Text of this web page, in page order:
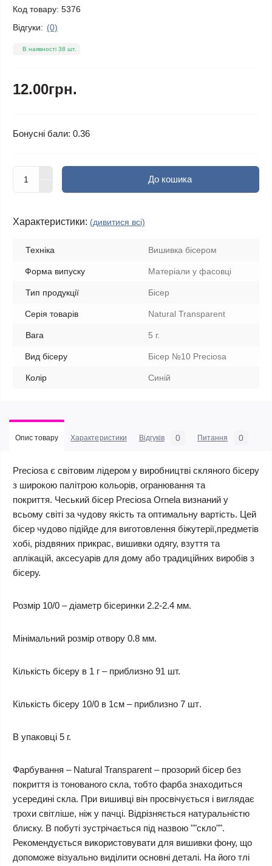
Код товару: 5376
Відгуки: (0)
В наявності 38 шт.
12.00грн.
Бонусні бали: 0.36
До кошика
Характеристики: (дивитися всі)
Техніка Вишивка бісером
Форма випуску Матеріали у фасовці
Тип продукції Бісер
Серія товарів Natural Transparent
Вага 5 г.
Вид бісеру Бісер №10 Preciosa
Колір Синій
Опис товару Характеристики Відгуків 0 Питання 0
Preciosa є світовим лідером у виробництві скляного бісеру
з широкою палітрою кольорів, огранювання та
покриття. Чеський бісер Preciosa Ornela визнаний у
всьому світі за чудову якість та оптимальну вартість. Цей
бісер чудово підійде для виготовлення біжутерії,предметів
хобі, різдвяних прикрас, вишивки одягу, взуття та
аплікацій, аксесуарів для дому або традиційних виробів з
бісеру.
Розмір 10/0 – діаметр бісеринки 2.2-2.4 мм.
Мінімальний розмір отвору 0.8 мм.
Кількість бісеру в 1 г – приблизно 91 шт.
Кількість бісеру 10/0 в 1см – приблизно 7 шт.
В упаковці 5 г.
Фарбування – Natural Transparent – прозорий бісер без
покриття із тонованого скла, тобто фарба знаходиться
усередині скла. При вишивці він просвічується і виглядає
трохи світліше, ніж у пачці. Відрізняється натуральністю
блиску. В побуті зустрічається під назвою ""скло"".
Рекомендується використовувати для вишивки фону, що
допоможе візуально виділити основні деталі. На його тлі